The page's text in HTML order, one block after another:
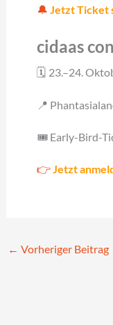
🔔 Jetzt Ticket
cidaas
🗓 23.–24.
📍
🎟 Early-Bird-
👉Jetzt
← Vorheriger Beitrag